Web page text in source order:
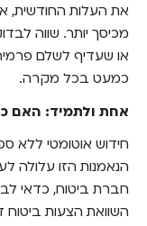
את העלות החודשית,
מכיסך יותר. שווה
או שעדיף לשלם
כמעט בכל מקרה.
אחת ולתמיד: האם
חידוש אוטומטי ללא
הנאמנות הזו עלולה
חברת ביטוח, כדאי
השוואת הצעות ביטוח